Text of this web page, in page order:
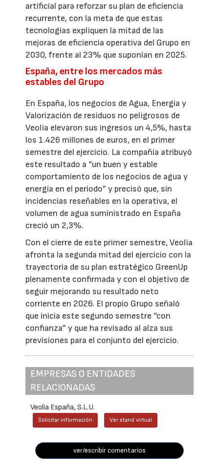
artificial para reforzar su plan de eficiencia
recurrente, con la meta de que estas
tecnologías expliquen la mitad de las
mejoras de eficiencia operativa del Grupo en
2030, frente al 23% que suponían en 2025.
España, entre los mercados más
estables del Grupo
En España, los negocios de Agua, Energía y
Valorización de residuos no peligrosos de
Veolia elevaron sus ingresos un 4,5%, hasta
los 1.426 millones de euros, en el primer
semestre del ejercicio. La compañía atribuyó
este resultado a “un buen y estable
comportamiento de los negocios de agua y
energía en el periodo” y precisó que, sin
incidencias reseñables en la operativa, el
volumen de agua suministrado en España
creció un 2,3%.
Con el cierre de este primer semestre, Veolia
afronta la segunda mitad del ejercicio con la
trayectoria de su plan estratégico GreenUp
plenamente confirmada y con el objetivo de
seguir mejorando su resultado neto
corriente en 2026. El propio Grupo señaló
que inicia este segundo semestre “con
confianza” y que ha revisado al alza sus
previsiones para el conjunto del ejercicio.
EMPRESAS O ENTIDADES
RELACIONADAS
Veolia España, S.L.U.
Solicitar información Ver stand virtual
ver/escribir comentarios